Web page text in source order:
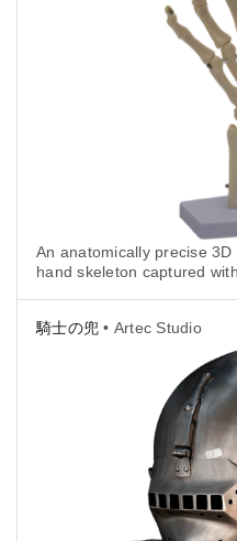
An anatomically precise
hand skeleton captured
騎士の兜 • Artec Studio